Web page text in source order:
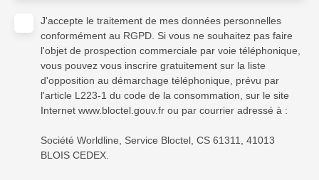
J'accepte le traitement de mes données personnelles
conformément au RGPD. Si vous ne souhaitez pas faire
l'objet de prospection commerciale par voie téléphonique,
vous pouvez vous inscrire gratuitement sur la liste
d'opposition au démarchage téléphonique, prévu par
l'article L223-1 du code de la consommation, sur le site
Internet www.bloctel.gouv.fr ou par courrier adressé à :
Société Worldline, Service Bloctel, CS 61311, 41013
BLOIS CEDEX.